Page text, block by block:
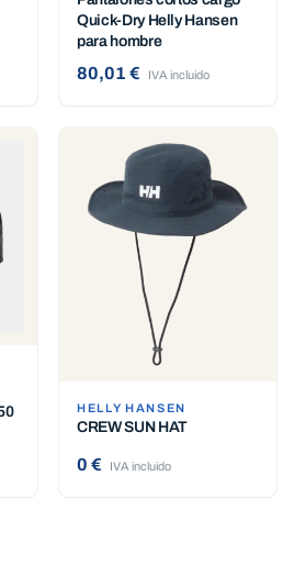
Quick-Dry Helly Hansen
para hombre
80,01 € IVA incluido
HELLY HANSEN
CREW SUN HAT
0 € IVA incluido